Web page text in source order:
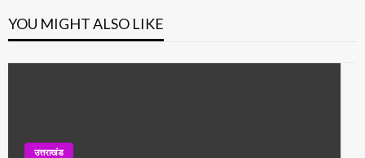
YOU MIGHT ALSO LIKE
उत्तराखंड